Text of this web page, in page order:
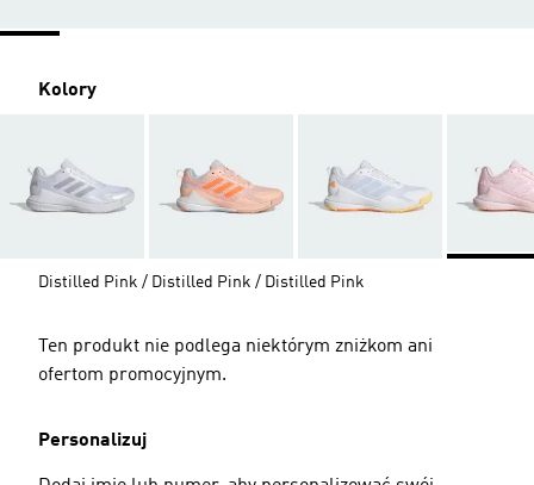
Kolory
Distilled Pink / Distilled Pink / Distilled Pink
Ten produkt nie podlega niektórym zniżkom ani
ofertom promocyjnym.
Personalizuj